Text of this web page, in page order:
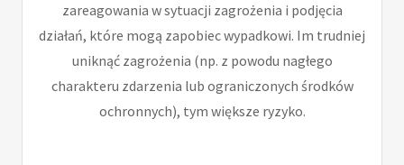
zareagowania w sytuacji zagrożenia i podjęcia
działań, które mogą zapobiec wypadkowi. Im trudniej
uniknąć zagrożenia (np. z powodu nagłego
charakteru zdarzenia lub ograniczonych środków
ochronnych), tym większe ryzyko.